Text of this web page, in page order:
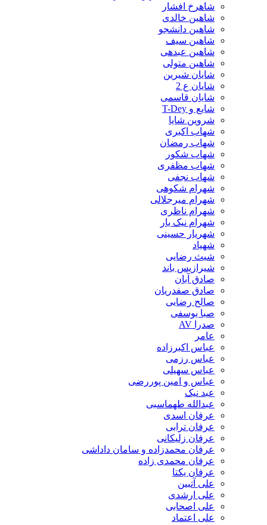
شاهرخ افشار
شاهین خالدی
شاهین دانشجو
شاهین سیف
شاهین عبدهی
شاهین متولی
شایان شیرین
شایان ع 2
شایان قاسمی
شایع و T-Dey
شروین شایا
شهاب اکبری
شهاب رمضان
شهاب شکور
شهاب مظفری
شهاب نجفی
شهرام شکوهی
شهرام میرجلالی
شهرام ناظری
شهرام نیک یار
شهریار حسینی
شهیاد
شیث رضایی
شیرازیس باند
صادق آبان
صادق صفدریان
صالح رضایی
صبا یوسفی
صدرا AV
عامر
عباس اکبرزاده
عباس رزمی
عباس سهیلی
عباس و امین پوررضی
عبد نیک
عبدالله طهماسبی‎
عرفان اسدی
عرفان ترابی
عرفان زلیکانی
عرفان محمدزاده و سامان داداشی
عرفان محمدی زاده
عرفان یکتا
علی آتبین
علی ارشدی
علی اصحابی
علی اعتماد